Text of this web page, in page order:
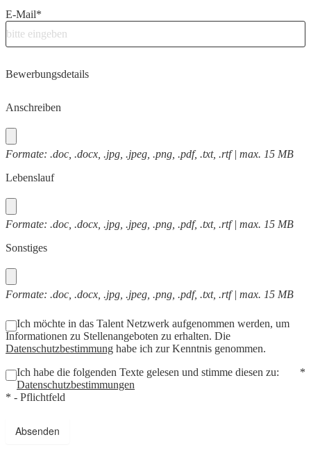
E-Mail*
Bewerbungsdetails
Anschreiben
Formate: .doc, .docx, .jpg, .jpeg, .png, .pdf, .txt, .rtf | max. 15 MB
Lebenslauf
Formate: .doc, .docx, .jpg, .jpeg, .png, .pdf, .txt, .rtf | max. 15 MB
Sonstiges
Formate: .doc, .docx, .jpg, .jpeg, .png, .pdf, .txt, .rtf | max. 15 MB
Ich möchte in das Talent Netzwerk aufgenommen werden, um
Informationen zu Stellenangeboten zu erhalten. Die
Datenschutzbestimmung habe ich zur Kenntnis genommen.
*
Ich habe die folgenden Texte gelesen und stimme diesen zu:
Datenschutzbestimmungen
* - Pflichtfeld
Absenden